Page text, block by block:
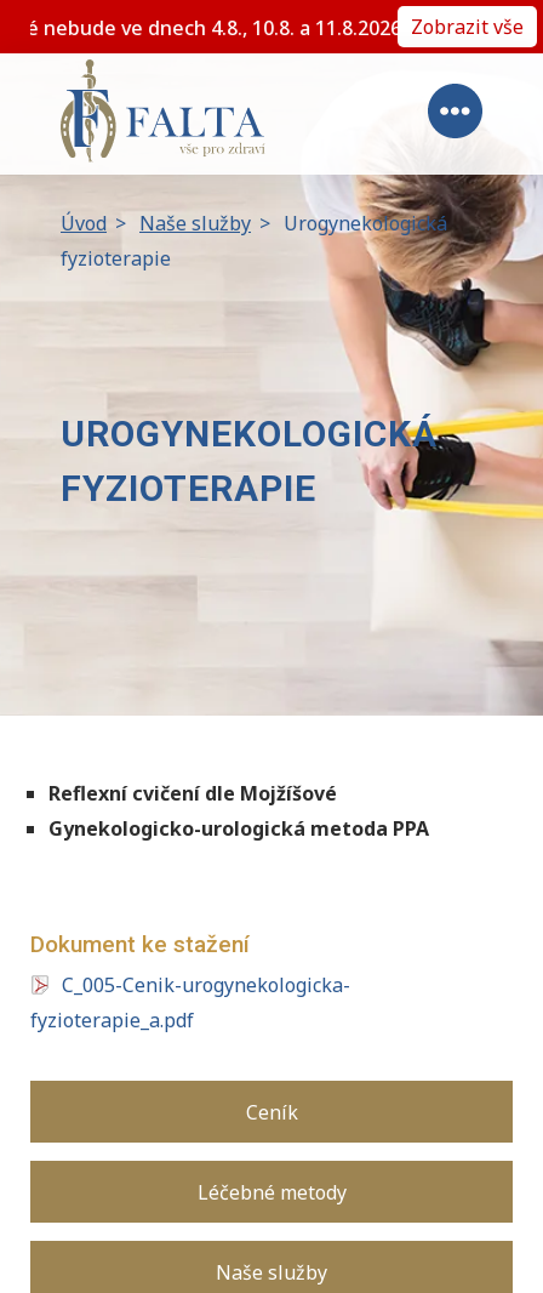
Z důvodu plánované dovolené nebude ve dnech 4.8.,
Zobrazit vše
Úvod > Naše služby > Urogynekologická
fyzioterapie
UROGYNEKOLOGICKÁ
FYZIOTERAPIE
Reflexní cvičení dle Mojžíšové
Gynekologicko-urologická metoda PPA
Dokument ke stažení
C_005-Cenik-urogynekologicka-
fyzioterapie_a.pdf
Ceník
Léčebné metody
Naše služby